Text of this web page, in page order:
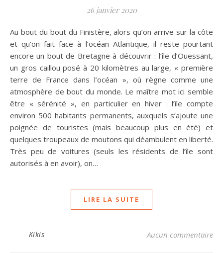
26 janvier 2020
Au bout du bout du Finistère, alors qu’on arrive sur la côte
et qu’on fait face à l’océan Atlantique, il reste pourtant
encore un bout de Bretagne à découvrir : l’île d’Ouessant,
un gros caillou posé à 20 kilomètres au large, « première
terre de France dans l’océan », où règne comme une
atmosphère de bout du monde. Le maître mot ici semble
être « sérénité », en particulier en hiver : l’île compte
environ 500 habitants permanents, auxquels s’ajoute une
poignée de touristes (mais beaucoup plus en été) et
quelques troupeaux de moutons qui déambulent en liberté.
Très peu de voitures (seuls les résidents de l’île sont
autorisés à en avoir), on…
LIRE LA SUITE
Kikis Aucun commentaire